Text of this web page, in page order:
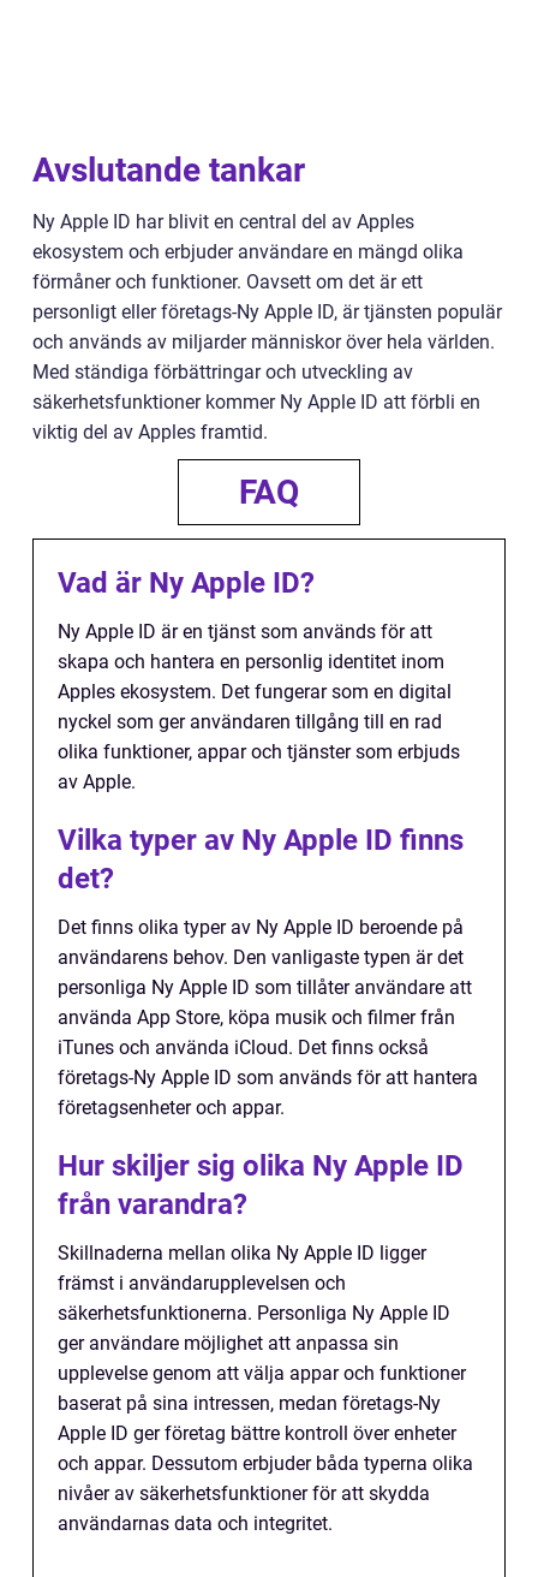
Avslutande tankar
Ny Apple ID har blivit en central del av Apples
ekosystem och erbjuder användare en mängd olika
förmåner och funktioner. Oavsett om det är ett
personligt eller företags-Ny Apple ID, är tjänsten populär
och används av miljarder människor över hela världen.
Med ständiga förbättringar och utveckling av
säkerhetsfunktioner kommer Ny Apple ID att förbli en
viktig del av Apples framtid.
FAQ
Vad är Ny Apple ID?
Ny Apple ID är en tjänst som används för att
skapa och hantera en personlig identitet inom
Apples ekosystem. Det fungerar som en digital
nyckel som ger användaren tillgång till en rad
olika funktioner, appar och tjänster som erbjuds
av Apple.
Vilka typer av Ny Apple ID finns
det?
Det finns olika typer av Ny Apple ID beroende på
användarens behov. Den vanligaste typen är det
personliga Ny Apple ID som tillåter användare att
använda App Store, köpa musik och filmer från
iTunes och använda iCloud. Det finns också
företags-Ny Apple ID som används för att hantera
företagsenheter och appar.
Hur skiljer sig olika Ny Apple ID
från varandra?
Skillnaderna mellan olika Ny Apple ID ligger
främst i användarupplevelsen och
säkerhetsfunktionerna. Personliga Ny Apple ID
ger användare möjlighet att anpassa sin
upplevelse genom att välja appar och funktioner
baserat på sina intressen, medan företags-Ny
Apple ID ger företag bättre kontroll över enheter
och appar. Dessutom erbjuder båda typerna olika
nivåer av säkerhetsfunktioner för att skydda
användarnas data och integritet.